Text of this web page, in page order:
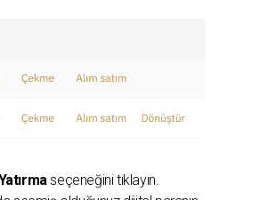
seçeneğini tıklayın.